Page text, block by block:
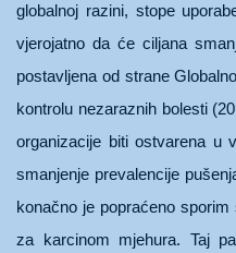
globalnoj razini, stope
vjerojatno da će ciljana
postavljena od strane
kontrolu nezaraznih bolesti
organizacije biti ostvarena u
smanjenje prevalencije
konačno je popraćeno
za karcinom mjehura. Taj